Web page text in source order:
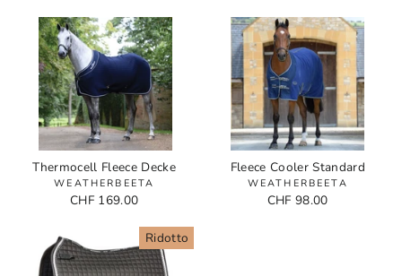
Thermocell Fleece Decke
WEATHERBEETA
CHF 169.00
Fleece Cooler Standard
WEATHERBEETA
CHF 98.00
Ridotto